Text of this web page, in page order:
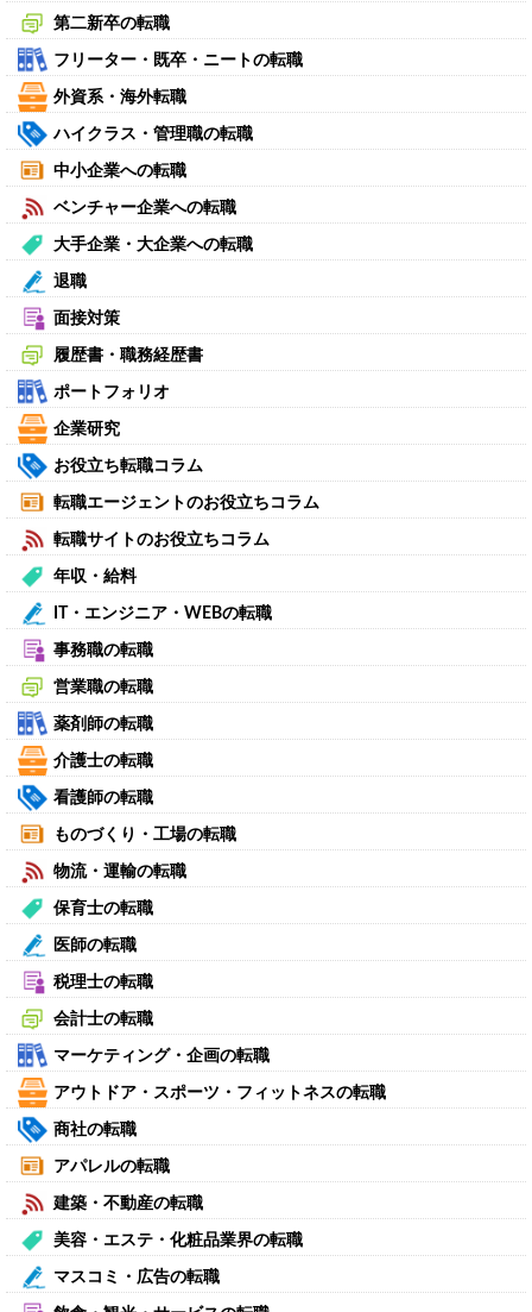
第二新卒の転職
フリーター・既卒・ニートの転職
外資系・海外転職
ハイクラス・管理職の転職
中小企業への転職
ベンチャー企業への転職
大手企業・大企業への転職
退職
面接対策
履歴書・職務経歴書
ポートフォリオ
企業研究
お役立ち転職コラム
転職エージェントのお役立ちコラム
転職サイトのお役立ちコラム
年収・給料
IT・エンジニア・WEBの転職
事務職の転職
営業職の転職
薬剤師の転職
介護士の転職
看護師の転職
ものづくり・工場の転職
物流・運輸の転職
保育士の転職
医師の転職
税理士の転職
会計士の転職
マーケティング・企画の転職
アウトドア・スポーツ・フィットネスの転職
商社の転職
アパレルの転職
建築・不動産の転職
美容・エステ・化粧品業界の転職
マスコミ・広告の転職